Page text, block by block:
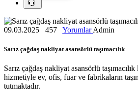
09.03.2025 457 YorumlarAdmin
Sarız çağdaş nakliyat asansörlü taşımacılık
Sarız çağdaş nakliyat asansörlü
hizmetiyle ev, ofis, fuar ve fabrikaların
tutmaktadır.